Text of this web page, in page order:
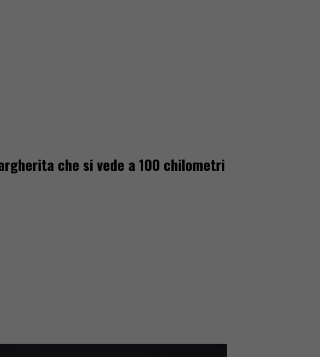
che si vede a 100 chilometri